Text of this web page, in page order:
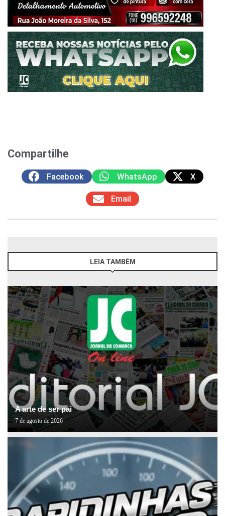
Compartilhe
Facebook WhatsApp X
Email
LEIA TAMBÉM
A arte de ser pai
7 de agosto de 2026